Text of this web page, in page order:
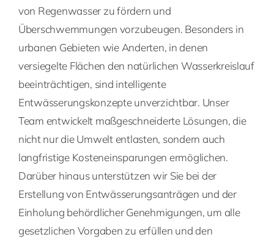
von Regenwasser zu fördern und
Überschwemmungen vorzubeugen. Besonders in
urbanen Gebieten wie Anderten, in denen
versiegelte Flächen den natürlichen Wasserkreislauf
beeinträchtigen, sind intelligente
Entwässerungskonzepte unverzichtbar. Unser
Team entwickelt maßgeschneiderte Lösungen, die
nicht nur die Umwelt entlasten, sondern auch
langfristige Kosteneinsparungen ermöglichen.
Darüber hinaus unterstützen wir Sie bei der
Erstellung von Entwässerungsanträgen und der
Einholung behördlicher Genehmigungen, um alle
gesetzlichen Vorgaben zu erfüllen und den